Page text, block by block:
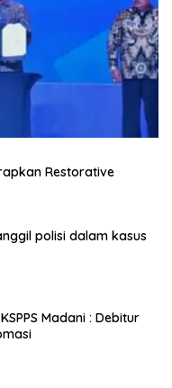
Restorative
polisi dalam kasus
Madani : Debitur